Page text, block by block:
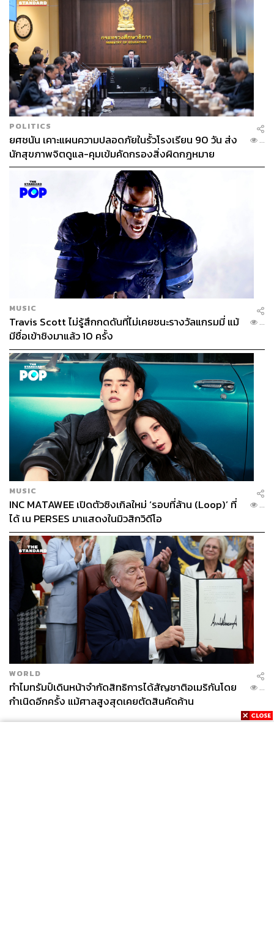
POLITICS
ยศชนัน เคาะแผนความปลอดภัยในรั้วโรงเรียน 90 วัน ส่ง
นักสุขภาพจิตดูแล-คุมเข้มคัดกรองสิ่งผิดกฎหมาย
...
MUSIC
Travis Scott ไม่รู้สึกกดดันที่ไม่เคยชนะรางวัลแกรมมี่ แม้
มีชื่อเข้าชิงมาแล้ว 10 ครั้ง
...
MUSIC
INC MATAWEE เปิดตัวซิงเกิลใหม่ ‘รอบที่ล้าน (Loop)’ ที่
ได้ เน PERSES มาแสดงในมิวสิกวิดีโอ
...
WORLD
ทำไมทรัมป์เดินหน้าจำกัดสิทธิการได้สัญชาติอเมริกันโดย
กำเนิดอีกครั้ง แม้ศาลสูงสุดเคยตัดสินคัดค้าน
...